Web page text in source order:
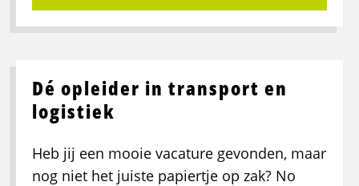
Dé opleider in transport en
logistiek
Heb jij een mooie vacature gevonden, maar
nog niet het juiste papiertje op zak? No